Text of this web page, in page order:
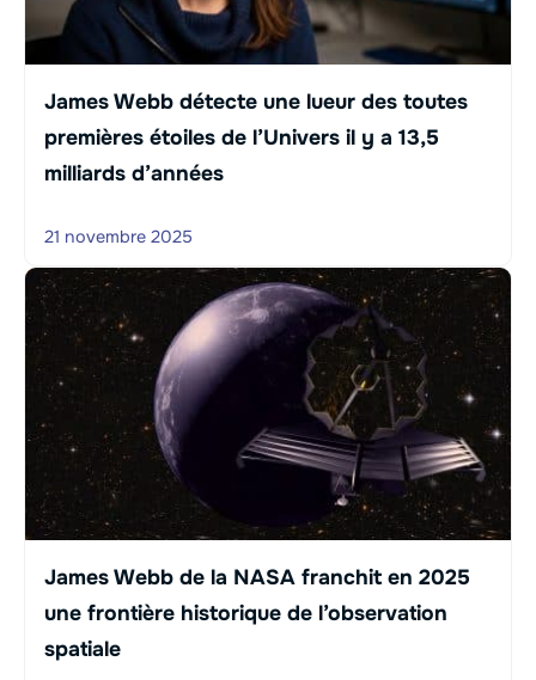
James Webb détecte une lueur des toutes
premières étoiles de l’Univers il y a 13,5
milliards d’années
21 novembre 2025
James Webb de la NASA franchit en 2025
une frontière historique de l’observation
spatiale